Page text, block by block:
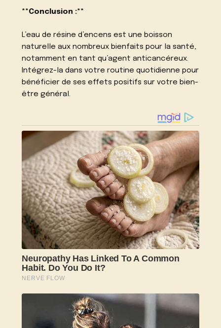
**Conclusion :**
L’eau de résine d’encens est une boisson
naturelle aux nombreux bienfaits pour la santé,
notamment en tant qu’agent anticancéreux.
Intégrez-la dans votre routine quotidienne pour
bénéficier de ses effets positifs sur votre bien-
être général.